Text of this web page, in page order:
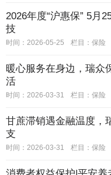
2026年度“沪惠保” 5月
技
时间：2026-05-25 栏目： 保险
暖心服务在身边，瑞众
活
时间：2026-03-31 栏目： 保险
甘蔗滞销遇金融温度，
支
时间：2026-03-31 栏目： 保险